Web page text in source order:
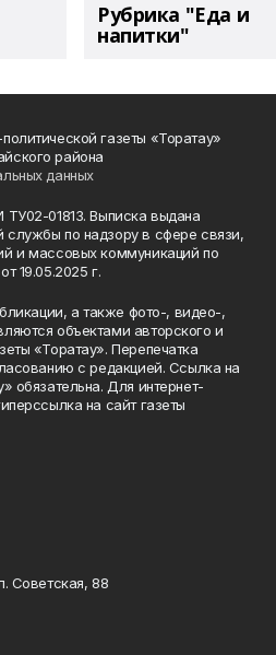
Рубрика "Еда и
напитки"
газеты «Торатау»
района
данных
01813. Выписка выдана
по надзору в сфере связи,
и массовых коммуникаций по
19.05.2025 г.
а также фото-, видео-,
объектами авторского и
«Торатау». Перепечатка
с редакцией. Ссылка на
обязательна. Для интернет-
на сайт газеты
Советская, 88